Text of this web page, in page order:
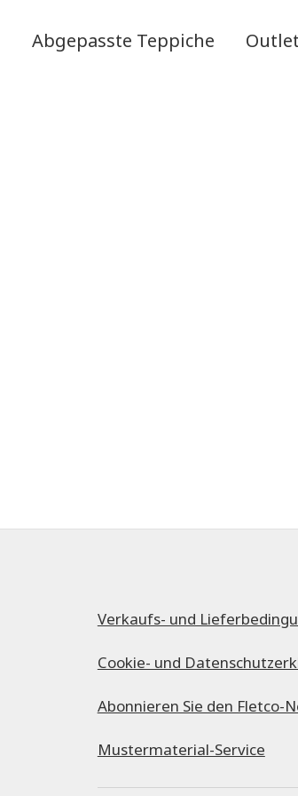
Abgepasste Teppiche Outlet
Verkaufs- und
Cookie- und
Abonnieren Sie den Fletco-
Mustermaterial-Service